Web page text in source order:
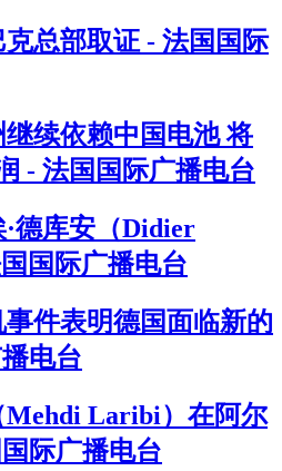
总部取证 - 法国国际
续依赖中国电池 将
- 法国国际广播电台
德库安（Didier
国际广播电台
件表明德国面临新的
电台
Mehdi Laribi）在阿尔
际广播电台